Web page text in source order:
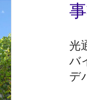
光
バ
デ